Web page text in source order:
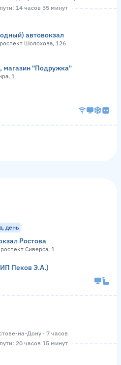
14 часов 55 минут
автовокзал
Шолохова, 126
"Подружка"
1
день
Ростова
Сиверса, 1
Пеков Э.А.)
на-Дону · 7 часов
20 часов 15 минут